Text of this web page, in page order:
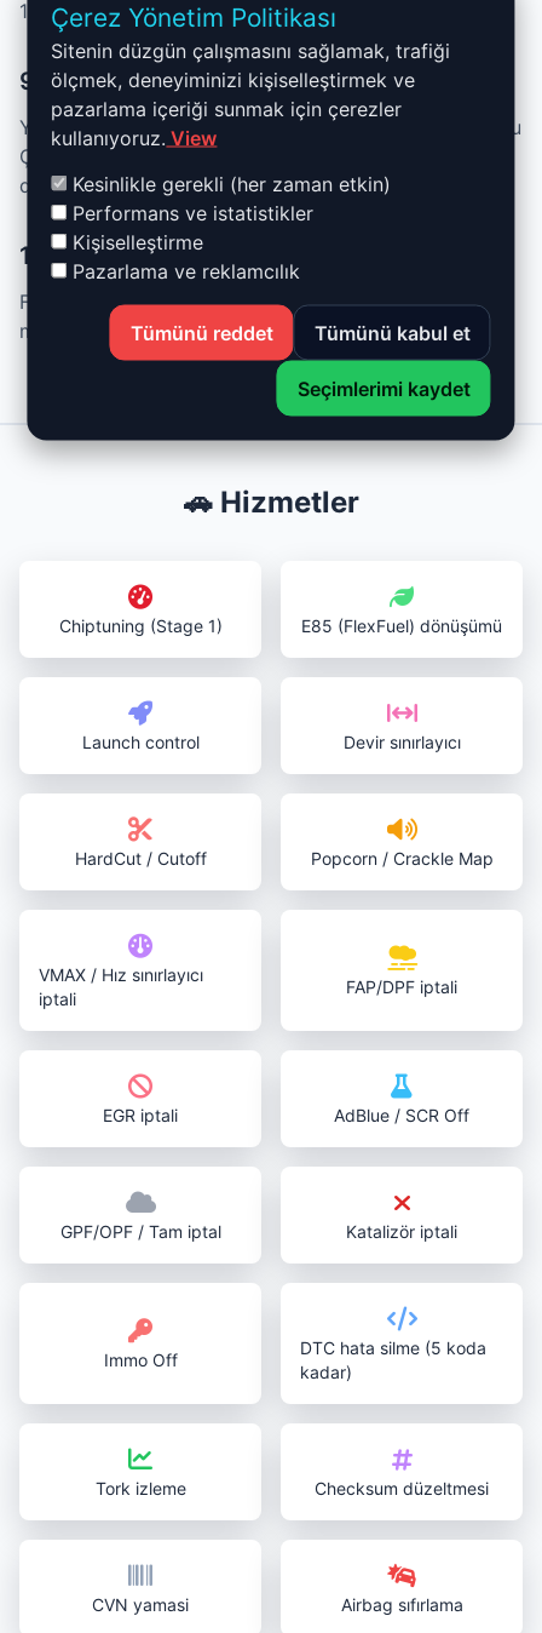
14614272@eesti.ee
9. Değişiklikler
Yasal, teknik veya ticari değişiklikleri yansıtmak için bu
Çerez Yönetim Politikasını istediğimiz zaman
değiştirme hakkımızı saklı tutarız.
10. İletişim
Full-Reprog OÜ – Narva mnt 5, 10117, Tallinn, Harju
maakond, Estonya – Email: 14614272@eesti.ee
🚗 Hizmetler
Chiptuning (Stage 1) E85 (FlexFuel) dönüşümü
Launch control Devir sınırlayıcı
HardCut / Cutoff Popcorn / Crackle Map
VMAX / Hız sınırlayıcı
iptali
FAP/DPF iptali
EGR iptali AdBlue / SCR Off
GPF/OPF / Tam iptal Katalizör iptali
Immo Off
DTC hata silme (5 koda
kadar)
Tork izleme Checksum düzeltmesi
CVN yamasi Airbag sıfırlama
Çerez Yönetim Politikası
Sitenin düzgün çalışmasını sağlamak, trafiği
ölçmek, deneyiminizi kişiselleştirmek ve
pazarlama içeriği sunmak için çerezler
kullanıyoruz. View
Kesinlikle gerekli (her zaman etkin)
Performans ve istatistikler
Kişiselleştirme
Pazarlama ve reklamcılık
Tümünü reddet Tümünü kabul et
Seçimlerimi kaydet